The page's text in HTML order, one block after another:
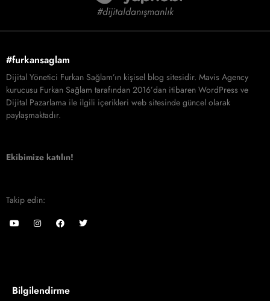
#dijitaldanışmanlık
#furkansaglam
Dijital Yönetici Furkan Sağlam’ın kişisel blog sitesidir. Mavis Agency
kurucusu Furkan Sağlam tarafından 2016’dan itibaren WordPress ve
Dijital Pazarlama ile ilgili içerikleri web sitesinde güncel olarak
paylaşmaktadır.
Ekibimize katılın!
Takip edin:
Bilgilendirme